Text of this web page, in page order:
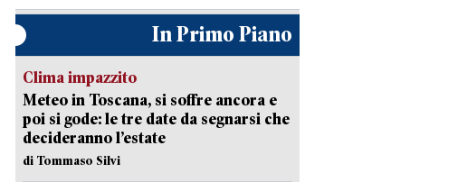
In Primo Piano
Clima impazzito
Meteo in Toscana, si soffre ancora e
poi si gode: le tre date da segnarsi che
decideranno l’estate
di Tommaso Silvi